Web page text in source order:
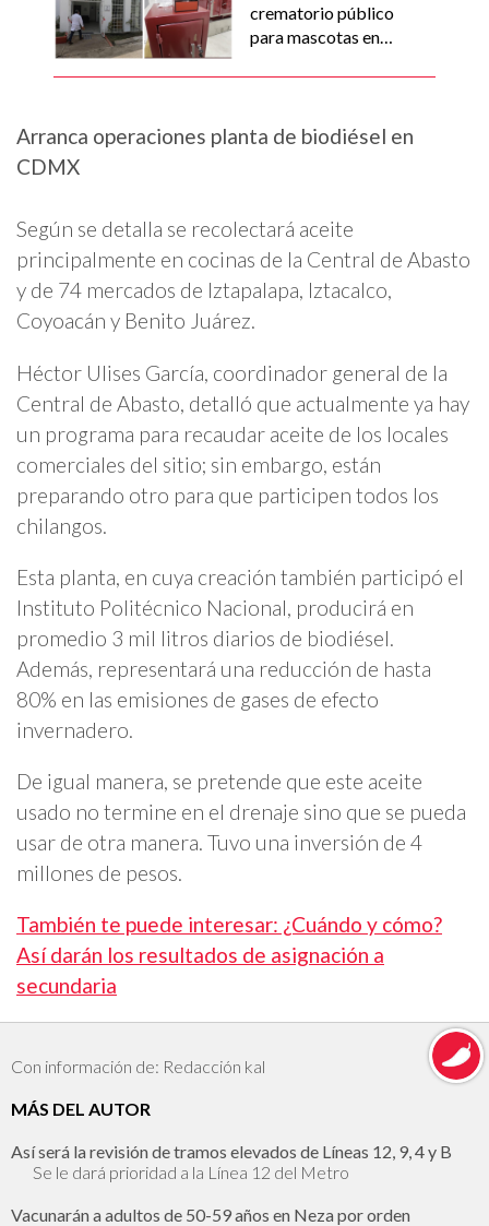
crematorio público
para mascotas en
Arranca operaciones planta de biodiésel en
CDMX
Según se detalla se recolectará aceite
principalmente en cocinas de la Central de Abasto
y de 74 mercados de Iztapalapa, Iztacalco,
Coyoacán y Benito Juárez.
Héctor Ulises García, coordinador general de la
Central de Abasto, detalló que actualmente ya hay
un programa para recaudar aceite de los locales
comerciales del sitio; sin embargo, están
preparando otro para que participen todos los
chilangos.
Esta planta, en cuya creación también participó el
Instituto Politécnico Nacional, producirá en
promedio 3 mil litros diarios de biodiésel.
Además, representará una reducción de hasta
80% en las emisiones de gases de efecto
invernadero.
De igual manera, se pretende que este aceite
usado no termine en el drenaje sino que se pueda
usar de otra manera. Tuvo una inversión de 4
millones de pesos.
También te puede interesar: ¿Cuándo y cómo?
Así darán los resultados de asignación a
secundaria
Con información de: Redacción kal
MÁS DEL AUTOR
Así será la revisión de tramos elevados de Líneas 12, 9, 4 y B
Se le dará prioridad a la Línea 12 del Metro
Vacunarán a adultos de 50-59 años en Neza por orden